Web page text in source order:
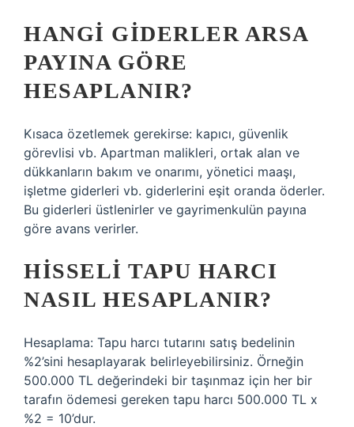
HANGI GIDERLER ARSA
PAYINA GÖRE
HESAPLANIR?
Kısaca özetlemek gerekirse: kapıcı, güvenlik
görevlisi vb. Apartman malikleri, ortak alan ve
dükkanların bakım ve onarımı, yönetici maaşı,
işletme giderleri vb. giderlerini eşit oranda öderler.
Bu giderleri üstlenirler ve gayrimenkulün payına
göre avans verirler.
HISSELI TAPU HARCI
NASIL HESAPLANIR?
Hesaplama: Tapu harcı tutarını satış bedelinin
%2’sini hesaplayarak belirleyebilirsiniz. Örneğin
500.000 TL değerindeki bir taşınmaz için her bir
tarafın ödemesi gereken tapu harcı 500.000 TL x
%2 = 10’dur.